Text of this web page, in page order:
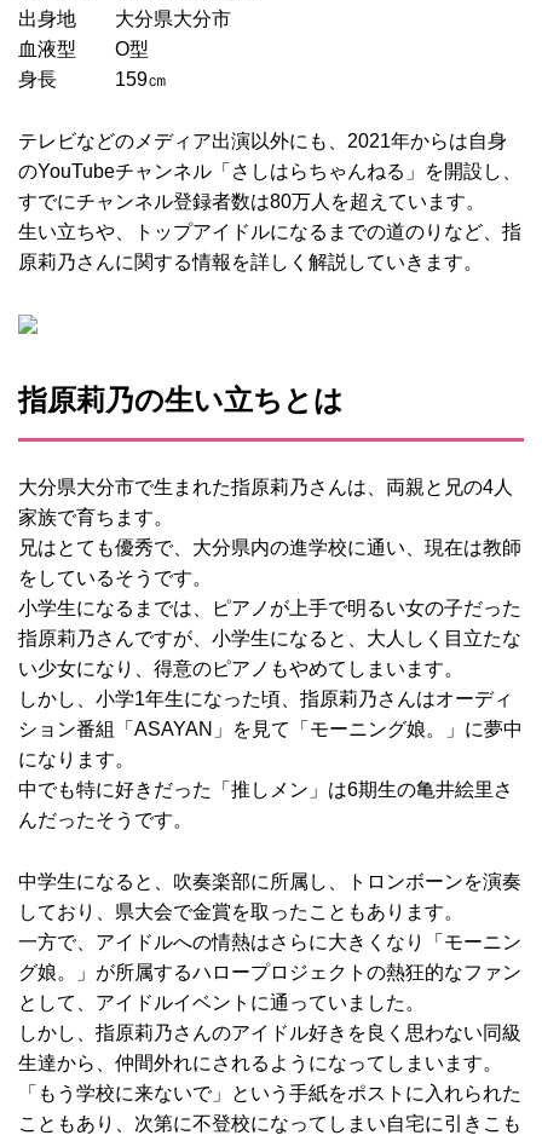
出身地 大分県大分市
血液型 O型
身長 159㎝
テレビなどのメディア出演以外にも、2021年からは自身
のYouTubeチャンネル「さしはらちゃんねる」を開設し、
すでにチャンネル登録者数は80万人を超えています。
生い立ちや、トップアイドルになるまでの道のりなど、指
原莉乃さんに関する情報を詳しく解説していきます。
指原莉乃の生い立ちとは
大分県大分市で生まれた指原莉乃さんは、両親と兄の4人
家族で育ちます。
兄はとても優秀で、大分県内の進学校に通い、現在は教師
をしているそうです。
小学生になるまでは、ピアノが上手で明るい女の子だった
指原莉乃さんですが、小学生になると、大人しく目立たな
い少女になり、得意のピアノもやめてしまいます。
しかし、小学1年生になった頃、指原莉乃さんはオーディ
ション番組「ASAYAN」を見て「モーニング娘。」に夢中
になります。
中でも特に好きだった「推しメン」は6期生の亀井絵里さ
んだったそうです。
中学生になると、吹奏楽部に所属し、トロンボーンを演奏
しており、県大会で金賞を取ったこともあります。
一方で、アイドルへの情熱はさらに大きくなり「モーニン
グ娘。」が所属するハロープロジェクトの熱狂的なファン
として、アイドルイベントに通っていました。
しかし、指原莉乃さんのアイドル好きを良く思わない同級
生達から、仲間外れにされるようになってしまいます。
「もう学校に来ないで」という手紙をポストに入れられた
こともあり、次第に不登校になってしまい自宅に引きこも